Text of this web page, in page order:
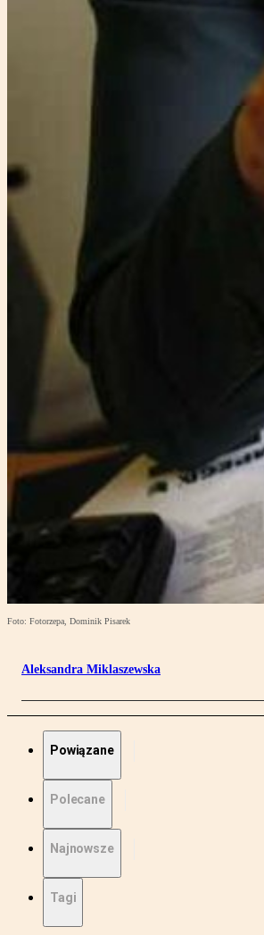
Foto: Fotorzepa, Dominik Pisarek
Aleksandra Miklaszewska
Powiązane
Polecane
Najnowsze
Tagi